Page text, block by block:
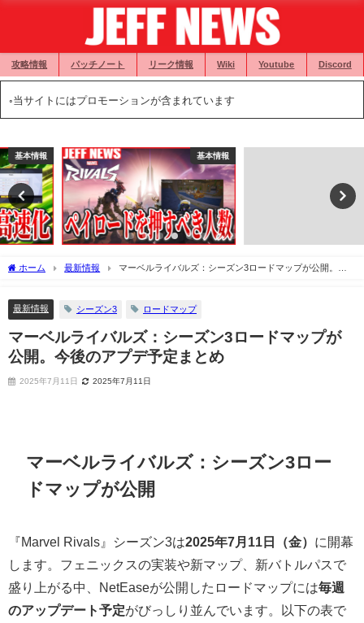
攻略情報 パッチノート リーク情報 Wiki Youtube Discord
◦当サイトにはプロモーションが含まれています
基本情報
ホーム 最新情報
マーベルライバルズ：シーズン3ロードマップが公開。今
最新情報 シーズン3 ロードマップ
マーベルライバルズ：シーズン3ロードマップが
公開。今後のアプデ予定まとめ
2025年7月11日 2025年7月11日
マーベルライバルズ：シーズン3ロー
ドマップが公開
『Marvel Rivals』シーズン3は2025年7月11日（金） に開幕
します。フェニックスの実装や新マップ、新バトルパスで
盛り上がる中、NetEaseが公開したロードマップには毎週
のアップデート予定がびっしり並んでいます。以下の表で